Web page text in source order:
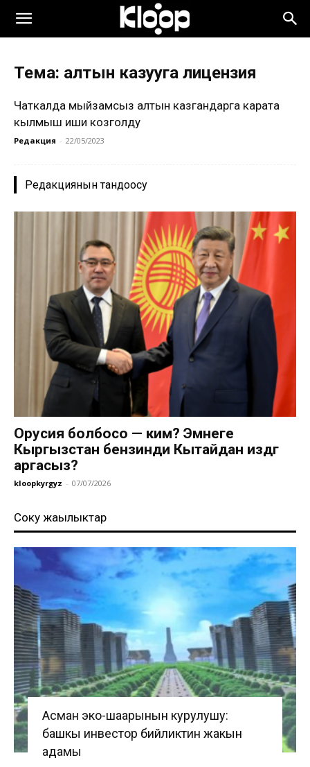
Тема: алтын казууга лицензия
Чаткалда мыйзамсыз алтын казгандарга карата
кылмыш иши козголду
Редакция - 22/05/2023
Редакциянын тандоосу
Орусия болбосо — ким? Эмнеге
Кыргызстан бензинди Кытайдан издөөгө
аргасыз?
kloopkyrgyz - 07/07/2026
Соңку жаңылыктар
Асман эко-шаарынын курулушу:
башкы инвестор бийликтин жакын
адамы